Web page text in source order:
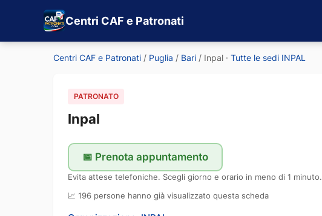
Centri CAF e Patronati
Centri CAF e Patronati / Puglia / Bari / Inpal · Tutte le sedi INPAL
PATRONATO
Inpal
📅 Prenota appuntamento
Evita attese telefoniche. Scegli giorno e orario in meno di 1 minuto.
📈 196 persone hanno già visualizzato questa scheda